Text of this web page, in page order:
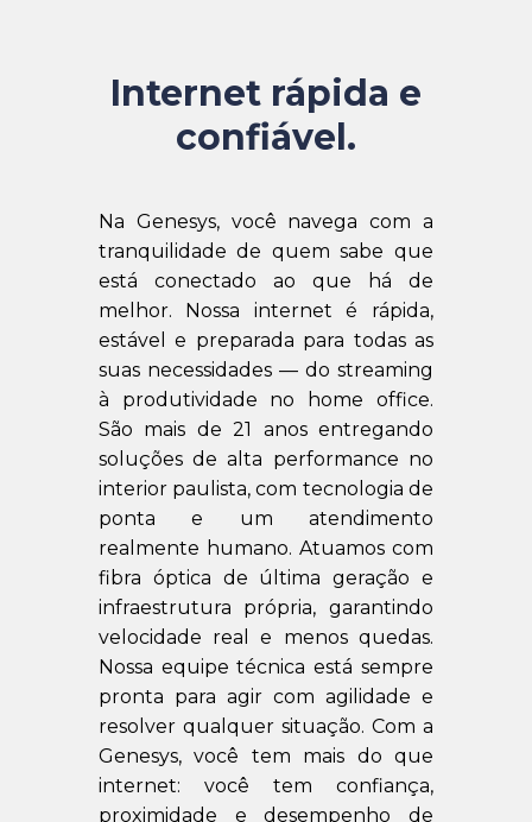
Internet rápida e
confiável.
Na Genesys, você navega com a
tranquilidade de quem sabe que
está conectado ao que há de
melhor. Nossa internet é rápida,
estável e preparada para todas as
suas necessidades — do streaming
à produtividade no home office.
São mais de 21 anos entregando
soluções de alta performance no
interior paulista, com tecnologia de
ponta e um atendimento
realmente humano. Atuamos com
fibra óptica de última geração e
infraestrutura própria, garantindo
velocidade real e menos quedas.
Nossa equipe técnica está sempre
pronta para agir com agilidade e
resolver qualquer situação. Com a
Genesys, você tem mais do que
internet: você tem confiança,
proximidade e desempenho de